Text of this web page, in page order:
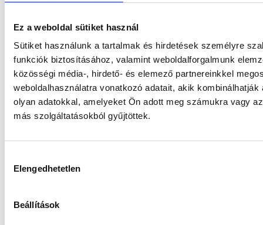
Ez a weboldal sütiket használ
Sütiket használunk a tartalmak és hirdetések személyre
funkciók biztosításához, valamint weboldalforgalmunk
közösségi média-, hirdető- és elemező partnereinkkel
weboldalhasználatra vonatkozó adatait, akik kombinálhatják
olyan adatokkal, amelyeket Ön adott meg számukra vagy
más szolgáltatásokból gyűjtöttek.
kiválasztása
Elengedhetetlen
Beállítások